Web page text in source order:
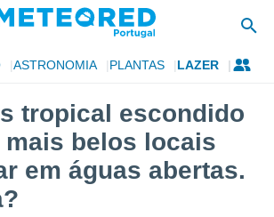
ASTRONOMIA PLANTAS LAZER
tropical escondido
mais belos locais
em águas abertas.